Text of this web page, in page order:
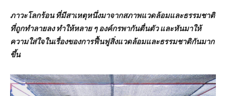
ภาวะโลกร้อน ที่มีสาเหตุหนึ่งมาจากสภาพแวดล้อมและธรรมชาติ
ที่ถูกทำลายลง ทำให้หลาย ๆ องค์กรพากันตื่นตัว และหันมาให้
ความใส่ใจในเรื่องของการฟื้นฟูสิ่งแวดล้อมและธรรมชาติกันมาก
ขึ้น